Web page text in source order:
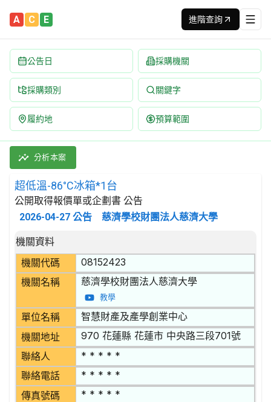
A C E 進階查詢
公告日 採購機關
採購類別 關鍵字
履約地 預算範圍
超低溫-86°C冰箱*1台 招標公告 | 案號：114007519 | 公開
採購類別：財物類 氣體產生器;蒸餾設備;冷凍及空調設備;
分析本案
超低溫-86°C冰箱*1台
公開取得報價單或企劃書 公告
2026-04-27 公告 慈濟學校財團法人慈濟大學
招標公告詳細內容
機關資料
機關代碼
08152423
機關名稱 慈濟學校財團法人慈濟大學
教學
單位名稱 智慧財產及產學創業中心
機關地址 970 花蓮縣 花蓮市 中央路三段701號
聯絡人 * * * * *
聯絡電話 * * * * *
傳真號碼 * * * * *